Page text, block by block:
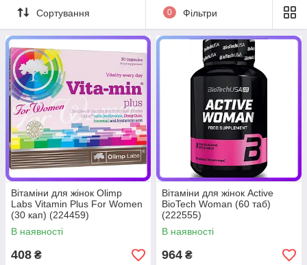
Сортування 0 Фільтри
Вітаміни для жінок Olimp
Labs Vitamin Plus For Women
(30 кап) (224459)
В наявності
408 ₴
Вітаміни для жінок Active
BioTech Woman (60 таб)
(222555)
В наявності
964 ₴